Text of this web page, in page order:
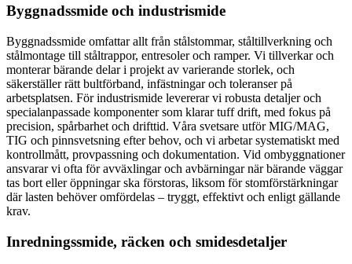
Byggnadssmide och industrismide
Byggnadssmide omfattar allt från stålstommar, ståltillverkning och
stålmontage till ståltrappor, entresoler och ramper. Vi tillverkar och
monterar bärande delar i projekt av varierande storlek, och
säkerställer rätt bultförband, infästningar och toleranser på
arbetsplatsen. För industrismide levererar vi robusta detaljer och
specialanpassade komponenter som klarar tuff drift, med fokus på
precision, spårbarhet och drifttid. Våra svetsare utför MIG/MAG,
TIG och pinnsvetsning efter behov, och vi arbetar systematiskt med
kontrollmått, provpassning och dokumentation. Vid ombyggnationer
ansvarar vi ofta för avväxlingar och avbärningar när bärande väggar
tas bort eller öppningar ska förstoras, liksom för stomförstärkningar
där lasten behöver omfördelas – tryggt, effektivt och enligt gällande
krav.
Inredningssmide, räcken och smidesdetaljer